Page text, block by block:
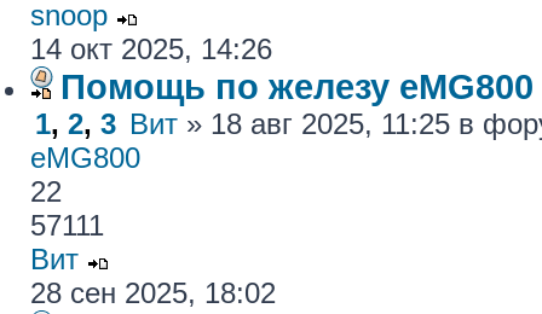
snoop
14 окт 2025, 14:26
Помощь по железу eMG800
1, 2, 3 Вит » 18 авг 2025, 11:25 в
eMG800
22
57111
Вит
28 сен 2025, 18:02